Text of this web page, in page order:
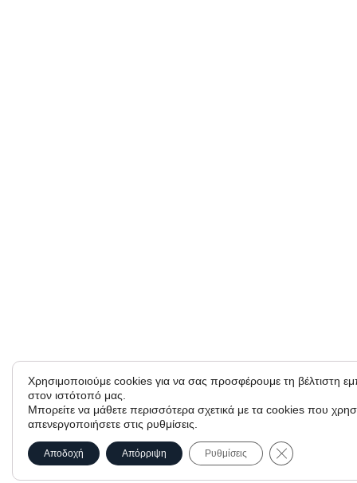
Χρησιμοποιούμε cookies για να σας προσφέρουμε τη βέλτιστη
στον ιστότοπό μας.
Μπορείτε να μάθετε περισσότερα σχετικά με τα cookies που
απενεργοποιήσετε στις ρυθμίσεις.
Αποδοχή Απόρριψη Ρυθμίσεις Κλείσιμο του